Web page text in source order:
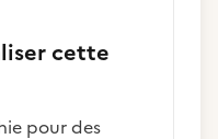
cette